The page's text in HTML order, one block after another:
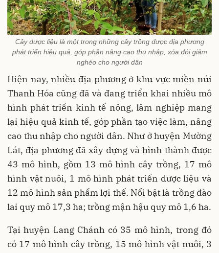
Cây dược liệu là một trong những cây trồng được địa phương
phát triển hiệu quả, góp phần nâng cao thu nhập, xóa đói giảm
nghèo cho người dân
Hiện nay, nhiều địa phương ở khu vực miền núi
Thanh Hóa cũng đã và đang triển khai nhiều mô
hình phát triển kinh tế nông, lâm nghiệp mang
lại hiệu quả kinh tế, góp phần tạo việc làm, nâng
cao thu nhập cho người dân. Như ở huyện Mường
Lát, địa phương đã xây dựng và hình thành được
43 mô hình, gồm 13 mô hình cây trồng, 17 mô
hình vật nuôi, 1 mô hình phát triển dược liệu và
12 mô hình sản phẩm lợi thế. Nổi bật là trồng đào
lai quy mô 17,3 ha; trồng mận hậu quy mô 1,6 ha.
Tại huyện Lang Chánh có 35 mô hình, trong đó
có 17 mô hình cây trồng, 15 mô hình vật nuôi, 3